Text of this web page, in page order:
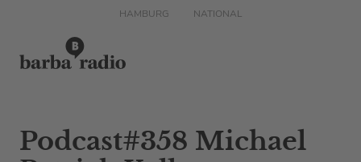
HAMBURG NATIONAL
Podcast#358 Michael